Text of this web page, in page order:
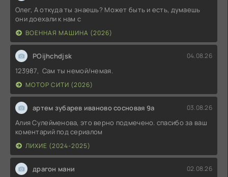
Олег, А откуда ты знаешь? Может быть и есть, думаешь
они доехали к нам с
ВОЕННАЯ МАШИНА (2026)
POijhchdjsk 04.08.26
123987, Сам ты немой/немая.
МОТОР СИТИ (2026)
артем зубарев иваново сосновая 9а 03.08.26
Алия Сулейменова, это верно подмечено. спасибо за ваш
коментарий под сериалом
ЛИХИЕ (2024-2025)
драгон мани 02.08.26